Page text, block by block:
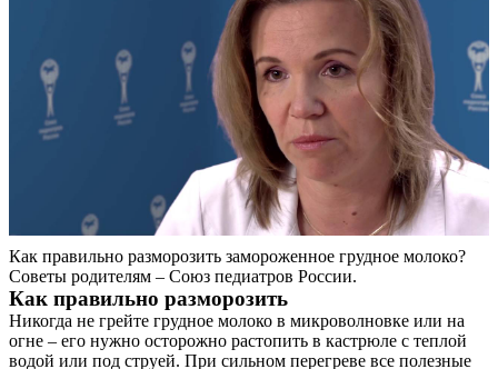
Как правильно разморозить замороженное грудное молоко?
Советы родителям – Союз педиатров России.
Как правильно разморозить
Никогда не грейте грудное молоко в микроволновке или на
огне – его нужно осторожно растопить в кастрюле с теплой
водой или под струей. При сильном перегреве все полезные